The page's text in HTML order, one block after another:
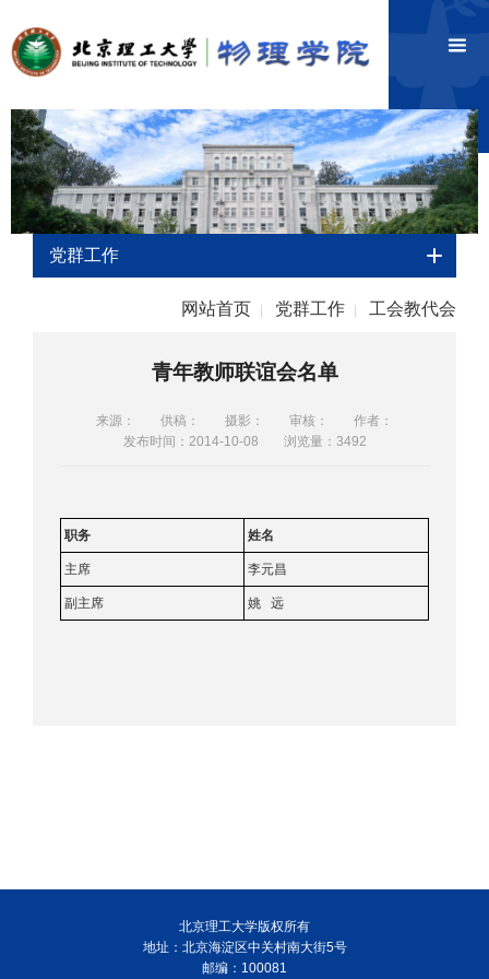
党群工作
网站首页 党群工作 工会教代会
青年教师联谊会名单
来源： 供稿： 摄影： 审核：
作者：
发布时间：2014-10-08
浏览量： 3492
职务 姓名
主席 李元昌
副主席 姚 远
北京理工大学版权所有
地址：北京海淀区中关村南大街5号
邮编：100081